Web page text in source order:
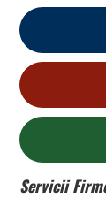
Servicii